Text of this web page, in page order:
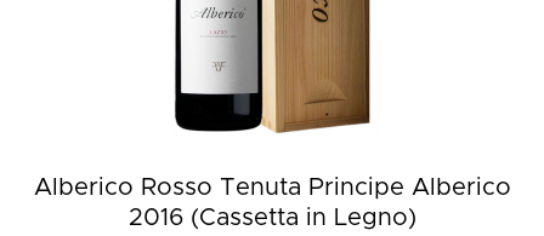
Alberico Rosso Tenuta Principe Alberico
2016 (Cassetta in Legno)